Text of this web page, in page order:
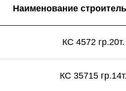
Наименование
КС 4572 гр.20т.
КС 35715 гр.14т.